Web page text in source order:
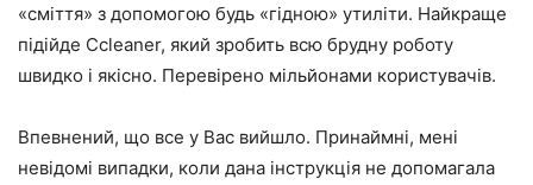
«сміття» з допомогою будь «гідною» утиліти. Найкраще
підійде Ccleaner, який зробить всю брудну роботу
швидко і якісно. Перевірено мільйонами користувачів.
Впевнений, що все у Вас вийшло. Принаймні, мені
невідомі випадки, коли дана інструкція не допомагала